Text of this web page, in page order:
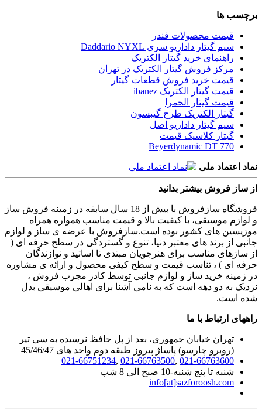
برچسب ها
قیمت محصولات فندر
سیم گیتار داداریو سری Daddario NYXL
راهنمای خرید گیتار الکتریک
مرکز فروش گیتار الکتریک در تهران
قیمت خرید فروش قطعات گیتار
قیمت گیتار الکتریک ibanez
قیمت گیتار الحمرا
گیتار الکتریک طرح گیبسون
سیم گیتار داداریو اصل
گیتار کلاسیک قیمت
Beyerdynamic DT 770
نماد اعتماد ملی
از ساز فروش بیشتر بدانید
فروشگاه سازفروش با بیش از 18 سال سابقه در زمینه فروش ساز
و لوازم موسیقی، با کیفیت بالا و قیمت مناسب همواره همراه
موزیسین های کشور بوده است.سازفروش با عرضه ی ساز و لوازم
جانبی از برند های معتبر دنیا، تنوع و گستردگی در سطح حرفه ای (
از سازهای مناسب برای هنرجویان مبتدی تا اساتید و نوازندگان
حرفه ای ) ، تناسب قیمت و سطح کیفی محصول و ارائه ی مشاوره
در زمینه خرید ساز و لوازم جانبی توسط کادر مجرب فروش ،
نزدیک به دو دهه است که به نامی آشنا برای اهالی موسیقی بدل
شده است.
راههای ارتباط با ما
تهران خیابان جمهوری، بعد از پل حافظ نرسیده به سی تیر
(روبرو چارسو) پاساژ پیروز طبقه دوم واحد های 45/46/47
021-66763600
,
021-66763500
,
021-66751234
شنبه تا پنج شنبه-10 صبح الی 8 شب
info[at]sazforoosh.com